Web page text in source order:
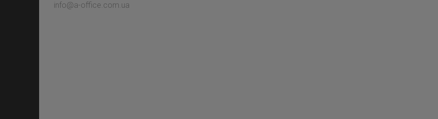
info@a-office.com.ua